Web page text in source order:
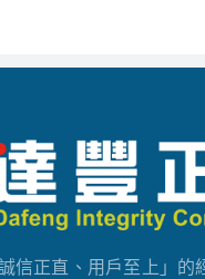
信正直、用戶至上」的